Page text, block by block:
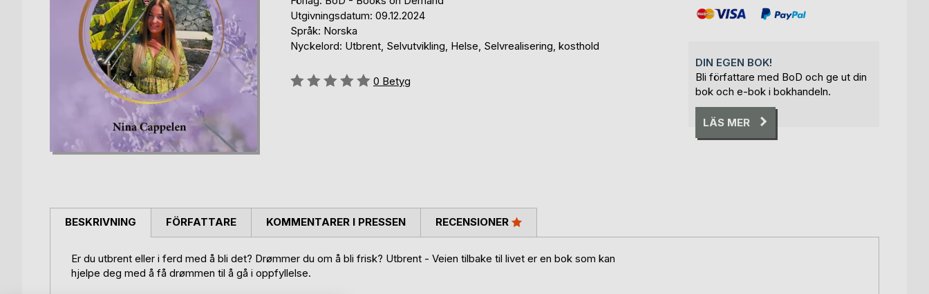
Utgivningsdatum: 09.12.2024
Språk: Norska
Nyckelord: Utbrent, Selvutvikling, Helse, Selvrealisering, kosthold
Betyg::
0 Betyg
DIN EGEN BOK!
Bli författare med BoD och ge ut din
bok och e-bok i bokhandeln.
LÄS MER
BESKRIVNING
Er du utbrent eller i ferd med å bli det? Drømmer du om å bli frisk? Utbrent - Veien tilbake til livet er en bok som kan
hjelpe deg med å få drømmen til å gå i oppfyllelse.
FÖRFATTARE KOMMENTARER I PRESSEN RECENSIONER